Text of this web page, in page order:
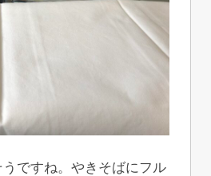
ですね。やきそばにフル